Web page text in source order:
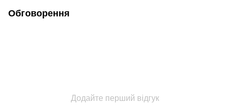
Обговорення
Додайте перший відгук